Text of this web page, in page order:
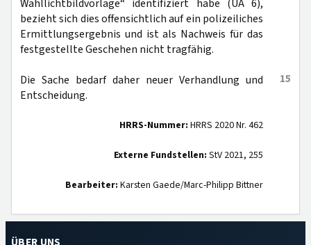
Wahllichtbildvorlage“ identifiziert habe (UA 6),
bezieht sich dies offensichtlich auf ein polizeiliches
Ermittlungsergebnis und ist als Nachweis für das
festgestellte Geschehen nicht tragfähig.
15
Die Sache bedarf daher neuer Verhandlung und
Entscheidung.
HRRS-Nummer: HRRS 2020 Nr. 462
Externe Fundstellen: StV 2021, 255
Bearbeiter: Karsten Gaede/Marc-Philipp Bittner